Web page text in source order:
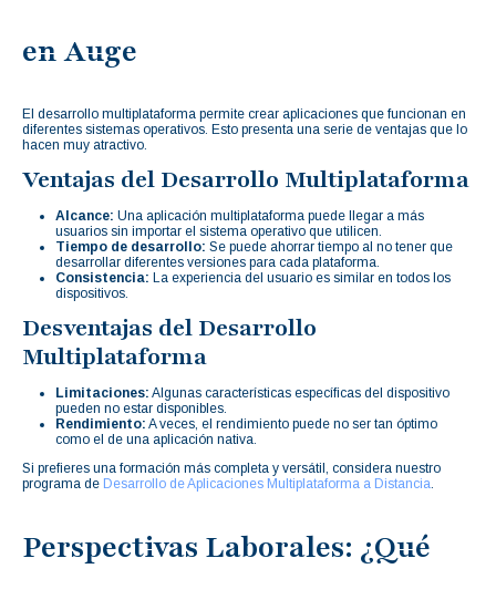
en Auge
El desarrollo multiplataforma permite crear aplicaciones que funcionan en
diferentes sistemas operativos. Esto presenta una serie de ventajas que lo
hacen muy atractivo.
Ventajas del Desarrollo Multiplataforma
Alcance: Una aplicación multiplataforma puede llegar a más
usuarios sin importar el sistema operativo que utilicen.
Tiempo de desarrollo: Se puede ahorrar tiempo al no tener que
desarrollar diferentes versiones para cada plataforma.
Consistencia: La experiencia del usuario es similar en todos los
dispositivos.
Desventajas del Desarrollo
Multiplataforma
Limitaciones: Algunas características específicas del dispositivo
pueden no estar disponibles.
Rendimiento: A veces, el rendimiento puede no ser tan óptimo
como el de una aplicación nativa.
Si prefieres una formación más completa y versátil, considera nuestro
programa de Desarrollo de Aplicaciones Multiplataforma a Distancia.
Perspectivas Laborales: ¿Qué